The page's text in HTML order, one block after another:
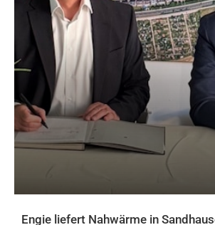
Engie liefert Nahwärme in